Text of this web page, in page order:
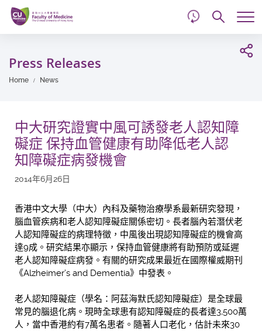
Skip
main
content
Press Releases
Home News
中大研究證實中風可誘發老人認知障
礙症 保持血管健康有助降低老人認
知障礙症病發機會
2014年6月26日
香港中文大學（中大）內科及藥物治療學系最新研究發現，
腦血管疾病和老人認知障礙症關係密切。長者腦內若潛伏老
人認知障礙症的病理特徵，中風後出現認知障礙症的機會高
達9成。研究結果亦顯示，保持血管健康將有助預防或延遲
老人認知障礙症病發。有關的研究成果最近在國際權威期刊
《Alzheimer’s and Dementia》中發表。
老人認知障礙症（學名：阿茲海默氏認知障礙症）是全球最
常見的腦退化病。現時全球患有認知障礙症的長者達3,500萬
人，當中香港約有7萬名患者。隨著人口老化，估計未來30